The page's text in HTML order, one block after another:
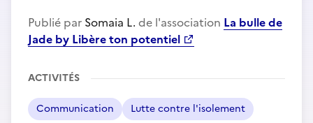
Publié par Somaia L. de l'association La bulle de
Jade by Libère ton potentiel
ACTIVITÉS
Communication Lutte contre l'isolement